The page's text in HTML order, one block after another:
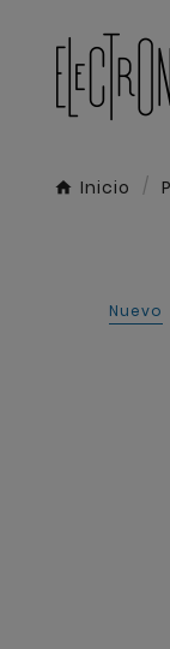
Inicio
Nuevo